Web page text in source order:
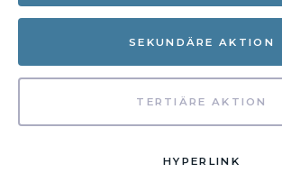
SEKUNDÄRE AKTION
TERTIÄRE AKTION
HYPERLINK